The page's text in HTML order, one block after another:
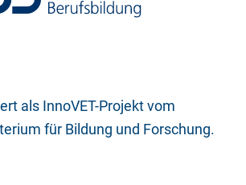
als InnoVET-Projekt vom
für Bildung und Forschung.